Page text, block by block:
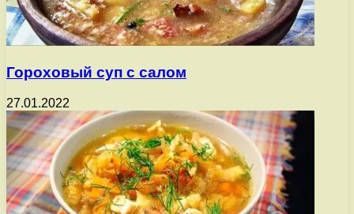
Гороховый суп с салом
27.01.2022